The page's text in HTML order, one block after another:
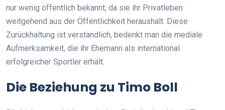
nur wenig öffentlich bekannt, da sie ihr Privatleben
weitgehend aus der Öffentlichkeit heraushält. Diese
Zurückhaltung ist verständlich, bedenkt man die mediale
Aufmerksamkeit, die ihr Ehemann als international
erfolgreicher Sportler erhält.
Die Beziehung zu Timo Boll